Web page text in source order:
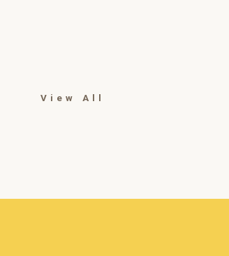
View All